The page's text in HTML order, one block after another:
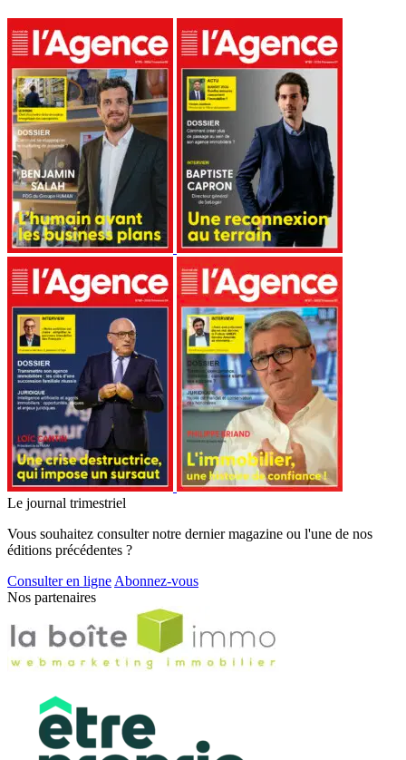
Le journal trimestriel
Vous souhaitez consulter notre dernier magazine ou l'une de nos
éditions précédentes ?
Consulter en ligne Abonnez-vous
Nos partenaires